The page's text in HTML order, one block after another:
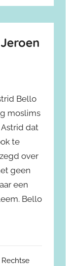
Bello
moslims
Astrid dat
te
over
geen
een
Bello
Rechtse